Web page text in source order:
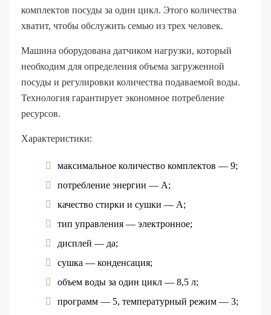
комплектов посуды за один цикл. Этого количества
хватит, чтобы обслужить семью из трех человек.
Машина оборудована датчиком нагрузки, который
необходим для определения объема загруженной
посуды и регулировки количества подаваемой воды.
Технология гарантирует экономное потребление
ресурсов.
Характеристики:
максимальное количество комплектов — 9;
потребление энергии — А;
качество стирки и сушки — А;
тип управления — электронное;
дисплей — да;
сушка — конденсация;
объем воды за один цикл — 8,5 л;
программ — 5, температурный режим — 3;